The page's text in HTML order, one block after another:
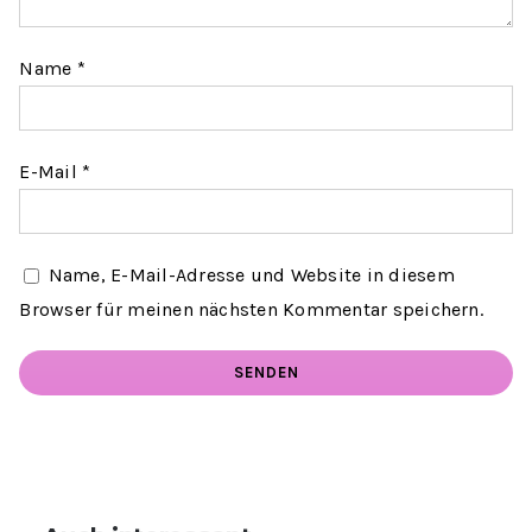
Name *
E-Mail *
Name, E-Mail-Adresse und Website in diesem
Browser für meinen nächsten Kommentar speichern.